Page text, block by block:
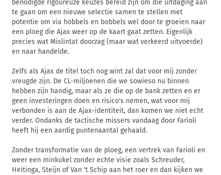
benodigde rigoureuze keuzes bereid zijn om die uitdaging aan
te gaan om een nieuwe selectie samen te stellen met
potentie om via hobbels en bobbels wel door te groeien naar
een ploeg die Ajax weer op de kaart gaat zetten. Eigenlijk
precies wat Mislintat doorzag (maar wat verkeerd uitvoerde)
en naar handelde.
Zelfs als Ajax de titel toch nog wint zal dat voor mij zonder
vreugde zijn. De CL-miljoenen die we sowieso nu binnen
hebben zijn handig, maar als ze die op de bank zetten en er
geen investeringen doen en risico's nemen, wat voor mij
verbonden is aan de Ajax-identiteit, dan komen we niet echt
verder. Ondanks de tactische missers vandaag door Farioli
heeft hij een aardig puntenaantal gehaald.
Zonder transformatie van de ploeg, een vertrek van Farioli en
weer een minkukel zonder echte visie zoals Schreuder,
Heitinga, Steijn of Van 't Schip aan het roer en dan kijken we